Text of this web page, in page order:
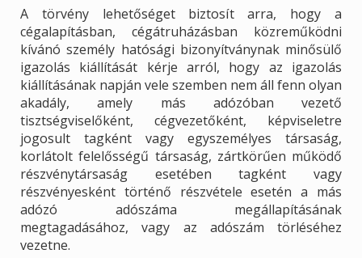
A törvény lehetőséget biztosít arra, hogy a
cégalapításban, cégátruházásban közreműködni
kívánó személy hatósági bizonyítványnak minősülő
igazolás kiállítását kérje arról, hogy az igazolás
kiállításának napján vele szemben nem áll fenn olyan
akadály, amely más adózóban vezető
tisztségviselőként, cégvezetőként, képviseletre
jogosult tagként vagy egyszemélyes társaság,
korlátolt felelősségű társaság, zártkörűen működő
részvénytársaság esetében tagként vagy
részvényesként történő részvétele esetén a más
adózó adószáma megállapításának
megtagadásához, vagy az adószám törléséhez
vezetne.